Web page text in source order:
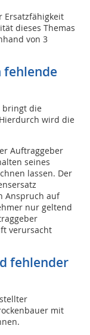
Ersatzfähigkeit
dieses Themas
von 3
fehlende
bringt die
wird die
Auftraggeber
seines
lassen. Der
Anspruch auf
nur geltend
verursacht
fehlender
mit